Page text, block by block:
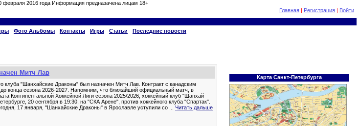
2016 года Информация предназачена лицам 18+
Главная | Регистрация | Войти
Фото Альбомы Контакты Игры Статьи Последние новости
Митч Лав
клуба "Шанхайские Драконы" был назначен Митч Лав. Контракт с канадским
конца сезона 2026-2027. Напомним, что ближайший официальный матч, в
Континентальной Хоккейной Лиги сезона 2025/2026, хоккейный клуб "Шанхай
20 сентября в 19:30, на "СКА Арене", против хоккейного клуба "Спартак".
17 января, "Шанхайские Драконы" в Ярославле уступили со
Читать дальше
Карта Санкт-Петербурга